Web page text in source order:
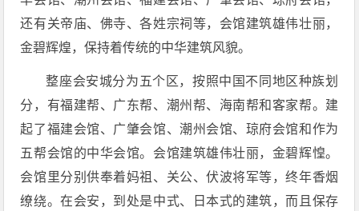
还有关帝庙、佛寺、各姓宗祠等，会馆建筑雄伟壮丽，
金碧辉煌，保持着传统的中华建筑风貌。
整座会安城分为五个区，按照中国不同地区种族划
分，有福建帮、广东帮、潮州帮、海南帮和客家帮。建
起了福建会馆、广肇会馆、潮州会馆、琼府会馆和作为
五帮会馆的中华会馆。会馆建筑雄伟壮丽，金碧辉惶。
会馆里分别供奉着妈祖、关公、伏波将军等，终年香烟
缭绕。在会安，到处是中式、日本式的建筑，而且保存